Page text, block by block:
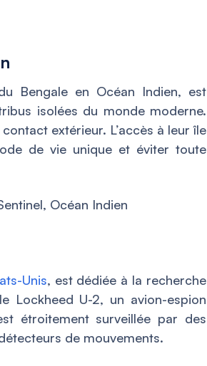
Bengale en Océan Indien, est
isolées du monde moderne.
extérieur. L’accès à leur île
de vie unique et éviter toute
Unis, est dédiée à la recherche
Lockheed U-2, un avion-espion
étroitement surveillée par des
de mouvements.